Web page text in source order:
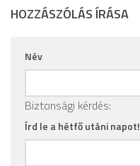
HOZZÁSZÓLÁS ÍRÁSA
Név
Biztonsági kérdés:
Írd le a hétfő utáni napot!